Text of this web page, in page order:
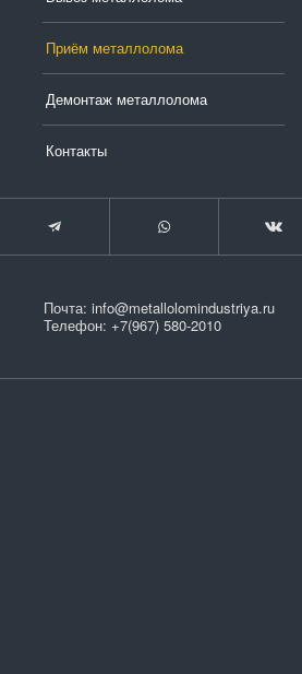
Приём металлолома
Демонтаж металлолома
Контакты
Почта: info@metallolomindustriya.ru
Телефон: +7(967) 580-2010